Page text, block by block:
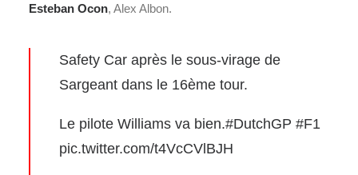
Esteban Ocon, Alex Albon.
Safety Car après le sous-virage de
Sargeant dans le 16ème tour.
Le pilote Williams va bien.#DutchGP #F1
pic.twitter.com/t4VcCVlBJH